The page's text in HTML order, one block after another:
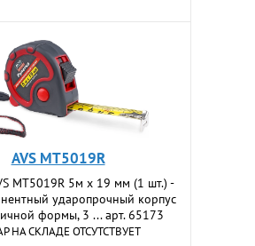
AVS MT5019R
MT5019R 5м х 19 мм (1 шт.) -
ударопрочный корпус
формы, 3 ... арт. 65173
НА СКЛАДЕ ОТСУТСТВУЕТ